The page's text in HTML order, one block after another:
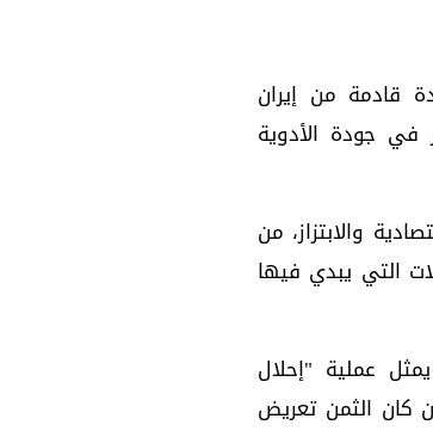
قادمة من إيران
في جودة الأدوية
والابتزاز، من
التي يبدي فيها
عملية "إحلال
كان الثمن تعريض